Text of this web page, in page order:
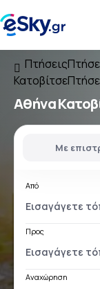
Πτήσεις
Κατοβίτσε
Αθήνα
Με
Από
Προς
Αναχώρηση